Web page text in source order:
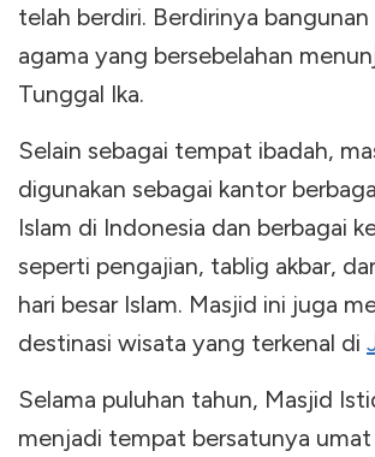
telah berdiri. Berdirinya
agama yang bersebelahan
Tunggal Ika.
Selain sebagai tempat ibadah,
digunakan sebagai kantor
Islam di Indonesia dan berbagai
seperti pengajian, tablig akbar,
hari besar Islam. Masjid ini juga
destinasi wisata yang terkenal di
Selama puluhan tahun, Masjid
menjadi tempat bersatunya